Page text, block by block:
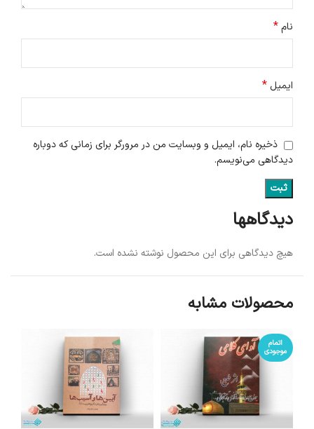
دیدگاهها
هیچ دیدگاهی برای این محصول نوشته نشده است.
نام*
ایمیل*
ذخیره نام، ایمیل و وبسایت من در مرورگر برای زمانی که دوباره
دیدگاهی می‌نویسم.
محصولات مشابه
اتمام
موجودی